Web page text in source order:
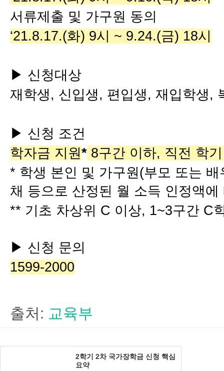
서류제출 및 가구원 동의
‘21.8.17.(화) 9시 ~ 9.24.(금) 18시
▶ 신청대상
재학생, 신입생, 편입생, 재입학생,
▶ 신청 조건
학자금 지원* 8구간 이하, 직전 학
* 학생 본인 및 가구원(부모 또는
채 등으로 산정된 월 소득 인정액에
** 기초 차상위 C 이상, 1~3구간 C
▶ 신청 문의
1599-2000
출처: 교육부
2학기 2차 국가장학금 신청 핵심
요약